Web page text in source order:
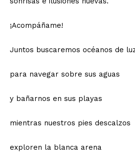
¡Acompáñame!
Juntos buscaremos océanos de
para navegar sobre sus aguas
y bañarnos en sus playas
mientras nuestros pies descalzos
exploren la blanca arena